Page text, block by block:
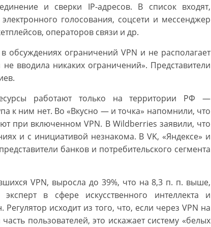
и сверки IP-адресов. В список входят,
голосования, соцсети и мессенджер
операторов связи и др.
обсуждениях ограничений VPN и не располагает
вводила никаких ограничений». Представители
работают только на территории РФ —
к ним нет. Во «Вкусно — и точка» напомнили, что
при включенном VPN. В Wildberries заявили, что
и с инициативой незнакома. В VK, «Яндексе» и
банков и потребительского сегмента
VPN, выросла до 39%, что на 8,3 п. п. выше,
в сфере искусственного интеллекта и
исходит из того, что, если через VPN на
пользователей, это искажает систему «белых